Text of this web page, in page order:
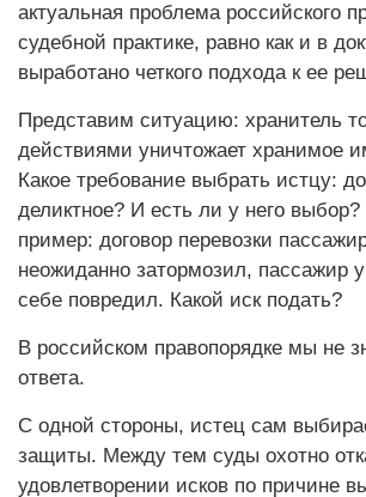
актуальная проблема российского
судебной практике, равно как и в
выработано четкого подхода к ее
Представим ситуацию: хранитель
действиями уничтожает хранимое
Какое требование выбрать истцу:
деликтное? И есть ли у него
пример: договор перевозки
неожиданно затормозил, пассажир
себе повредил. Какой иск подать?
В российском правопорядке мы не
ответа.
С одной стороны, истец сам
защиты. Между тем суды охотно
удовлетворении исков по причине